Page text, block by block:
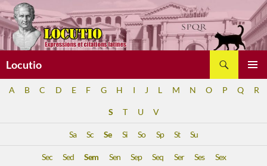
Aller
au
contenu
Locutio
A B C D E F G H I J L M N O P Q R
S T U V
Sa Sc Se Si So Sp St Su
Sec Sed Sem Sen Sep Seq Ser Ses Sex